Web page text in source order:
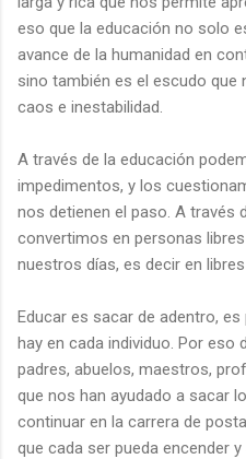
eso que la educación no solo
avance de la humanidad en
sino también es el escudo que
caos e inestabilidad.
A través de la educación
impedimentos, y los
nos detienen el paso. A través
convertimos en personas
nuestros días, es decir en
Educar es sacar de adentro,
hay en cada individuo. Por eso
padres, abuelos, maestros,
que nos han ayudado a sacar
continuar en la carrera de
que cada ser pueda encender